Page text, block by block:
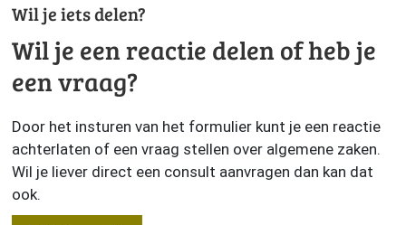
Wil je iets delen?
Wil je een reactie delen of heb je
een vraag?
Door het insturen van het formulier kunt je een reactie
achterlaten of een vraag stellen over algemene zaken.
Wil je liever direct een consult aanvragen dan kan dat
ook.